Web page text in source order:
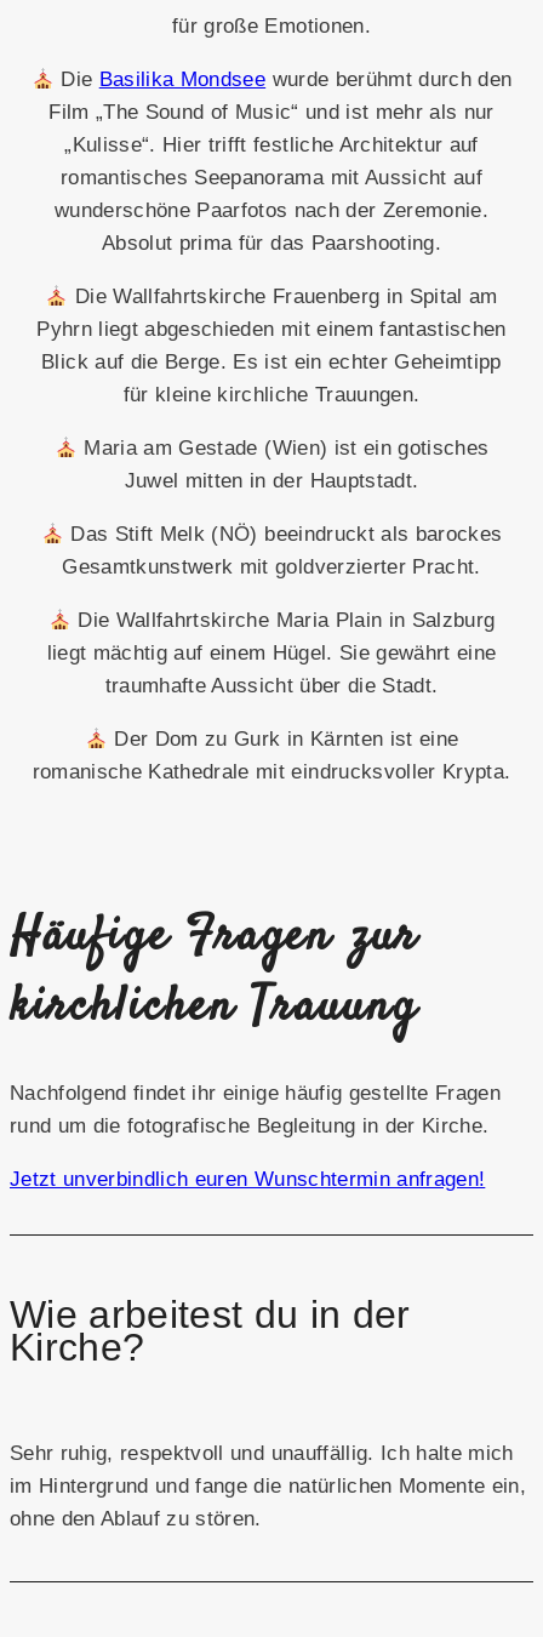
für große Emotionen.
Die Basilika Mondsee wurde berühmt durch den
Film „The Sound of Music“ und ist mehr als nur
„Kulisse“. Hier trifft festliche Architektur auf
romantisches Seepanorama mit Aussicht auf
wunderschöne Paarfotos nach der Zeremonie.
Absolut prima für das Paarshooting.
Die Wallfahrtskirche Frauenberg in Spital am
Pyhrn liegt abgeschieden mit einem fantastischen
Blick auf die Berge. Es ist ein echter Geheimtipp
für kleine kirchliche Trauungen.
Maria am Gestade (Wien) ist ein gotisches
Juwel mitten in der Hauptstadt.
Das Stift Melk (NÖ) beeindruckt als barockes
Gesamtkunstwerk mit goldverzierter Pracht.
Die Wallfahrtskirche Maria Plain in Salzburg
liegt mächtig auf einem Hügel. Sie gewährt eine
traumhafte Aussicht über die Stadt.
Der Dom zu Gurk in Kärnten ist eine
romanische Kathedrale mit eindrucksvoller Krypta.
Häufige Fragen zur
kirchlichen Trauung
Nachfolgend findet ihr einige häufig gestellte Fragen
rund um die fotografische Begleitung in der Kirche.
Jetzt unverbindlich euren Wunschtermin anfragen!
Wie arbeitest du in der
Kirche?
Sehr ruhig, respektvoll und unauffällig. Ich halte mich
im Hintergrund und fange die natürlichen Momente ein,
ohne den Ablauf zu stören.